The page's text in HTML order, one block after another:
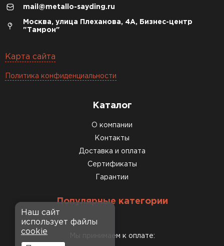
mail@metallo-sayding.ru
Москва, улица Плеханова, 4А, Бизнес-центр
"Тамрон"
Карта сайта
Политика конфиденциальности
Каталог
О компании
Контакты
Доставка и оплата
Сертификаты
Гарантии
Популярные категории
Мы принимаем к оплате:
Наш сайт
использует файлы
cookie